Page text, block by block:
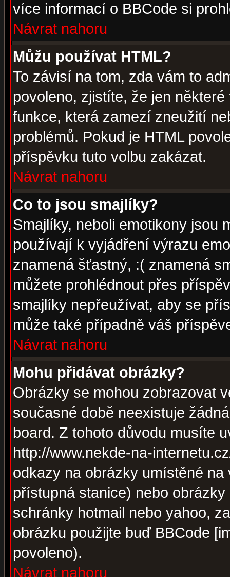
více informací o BBCode si
Návrat nahoru
Můžu používat HTML?
To závisí na tom, zda vám to
povoleno, zjistíte, že jen
funkce, která zamezí zneužití
problémů. Pokud je HTML
příspěvku tuto volbu zakázat.
Návrat nahoru
Co to jsou smajlíky?
Smajlíky, neboli emotikony jsou
používají k vyjádření výrazu
znamená šťastný, :( znamená
můžete prohlédnout přes
smajlíky nepřeužívat, aby se
může také případně váš
Návrat nahoru
Mohu přidávat obrázky?
Obrázky se mohou zobrazovat
současné době neexistuje
board. Z tohoto důvodu musíte
http://www.nekde-na-
odkazy na obrázky umístěné
přístupná stanice) nebo
schránky hotmail nebo yahoo,
obrázku použijte buď BBCode
povoleno).
Návrat nahoru